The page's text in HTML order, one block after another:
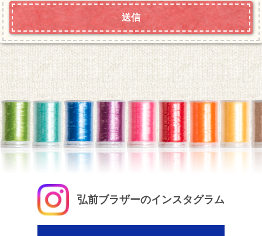
弘前ブラザーのインスタグラム